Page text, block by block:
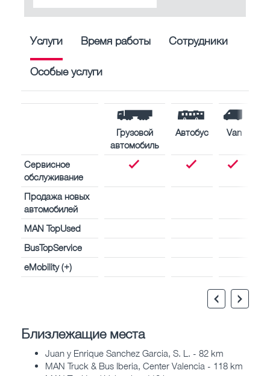
Услуги Время работы Сотрудники
Особые услуги
Грузовой
автомобиль
Автобус Van
Сервисное
обслуживание
Продажа новых
автомобилей
MAN TopUsed
BusTopService
eMobility (+)
Близлежащие места
Juan y Enrique Sanchez Garcia, S. L. - 82 km
MAN Truck & Bus Iberia, Center Valencia - 118 km